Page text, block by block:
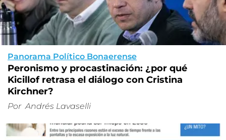
Panorama Político Bonaerense
Peronismo y procastinación: ¿por qué
Kicillof retrasa el diálogo con Cristina
Kirchner?
Por Andrés Lavaselli